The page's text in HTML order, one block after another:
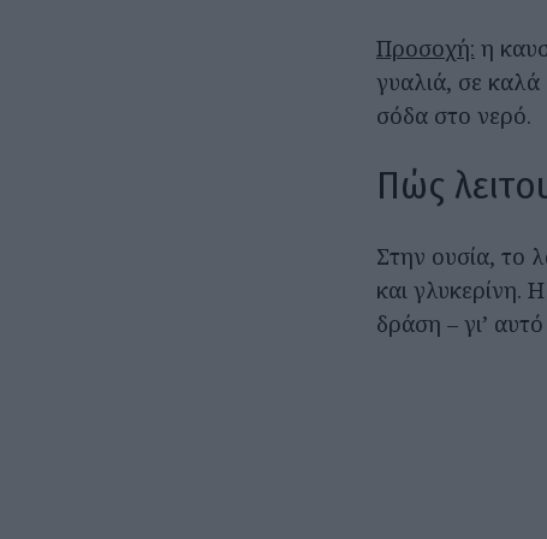
Προσοχή: η
γυαλιά, σε καλά
σόδα στο νερό.
Πώς
Στην ουσία, το
και γλυκερίνη.
δράση – γι’